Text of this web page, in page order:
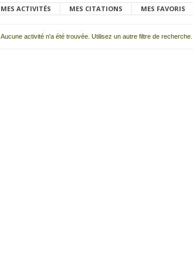
MES ACTIVITÉS MES CITATIONS MES FAVORIS
Aucune activité n'a été trouvée. Utilisez un autre filtre de recherche.